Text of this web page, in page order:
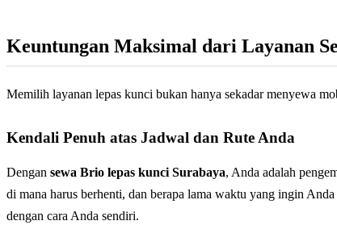
Keuntungan Maksimal dari Layanan
Memilih layanan lepas kunci bukan hanya sekadar menyewa
Kendali Penuh atas Jadwal dan Rute Anda
Dengan sewa Brio lepas kunci Surabaya, Anda adalah
di mana harus berhenti, dan berapa lama waktu yang ingin
dengan cara Anda sendiri.